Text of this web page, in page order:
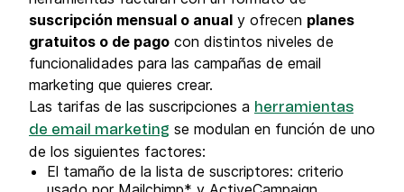
suscripción mensual o anual y ofrecen planes
gratuitos o de pago con distintos niveles de
funcionalidades para las campañas de email
marketing que quieres crear.
Las tarifas de las suscripciones a herramientas
de email marketing se modulan en función de uno
de los siguientes factores:
El tamaño de la lista de suscriptores: criterio